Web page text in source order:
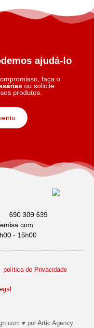
ajudá-lo
faça o
ou solicite
produtos.
690 309 639
- 15h00
política de Privacidade
com ♥️ por Artic Agency